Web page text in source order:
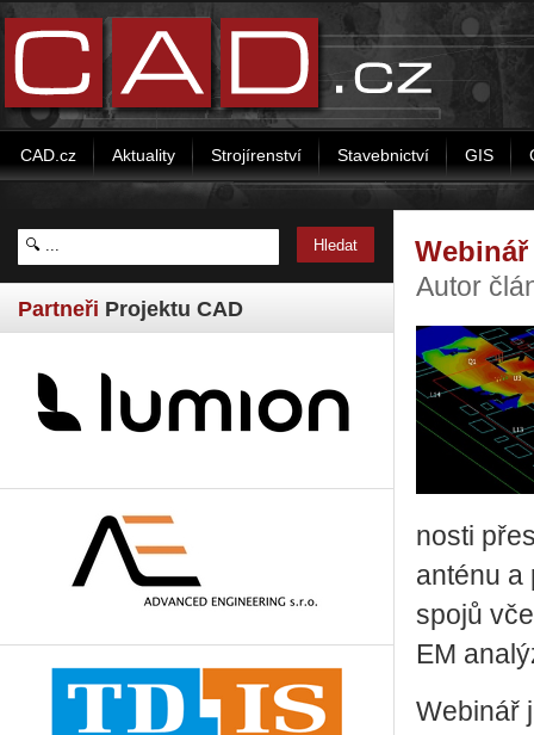
CAD.cz Aktuality Strojírenství Stavebnictví GIS
Partneři Projektu CAD
Autor
nos­ti
an­té­nu a
spojů
EM
Webi­nář